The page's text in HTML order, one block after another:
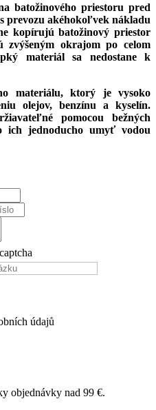
batožinového priestoru pred
prevozu akéhokoľvek nákladu
kopírujú batožinový priestor
zvýšeným okrajom po celom
materiál sa nedostane k
materiálu, ktorý je vysoko
olejov, benzínu a kyselín.
pomocou bežných
ich jednoducho umyť vodou
údajů
objednávky nad 99 €.